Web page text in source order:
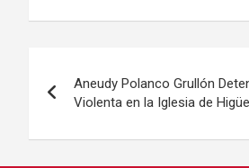
de
entradas
Aneudy Polanco Grullón
Violenta en la Iglesia de